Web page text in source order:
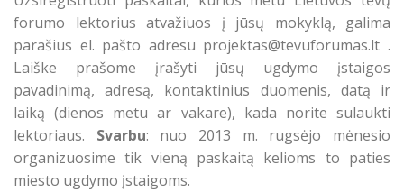
forumo lektorius atvažiuos į jūsų mokyklą, galima
parašius el. pašto adresu projektas@tevuforumas.lt .
Laiške prašome įrašyti jūsų ugdymo įstaigos
pavadinimą, adresą, kontaktinius duomenis, datą ir
laiką (dienos metu ar vakare), kada norite sulaukti
lektoriaus. Svarbu: nuo 2013 m. rugsėjo mėnesio
organizuosime tik vieną paskaitą kelioms to paties
miesto ugdymo įstaigoms.